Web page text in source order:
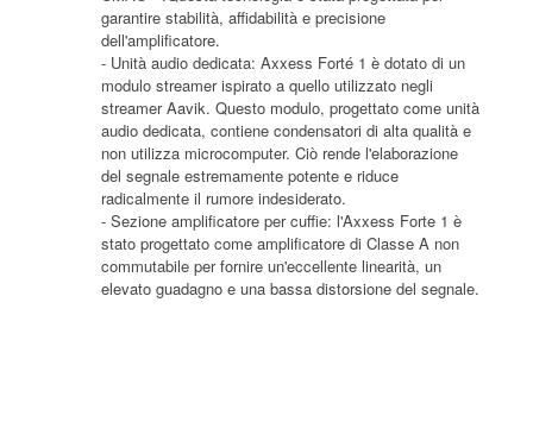
garantire stabilità, affidabilità e precisione
dell'amplificatore.
- Unità audio dedicata: Axxess Forté 1 è dotato di un
modulo streamer ispirato a quello utilizzato negli
streamer Aavik. Questo modulo, progettato come unità
audio dedicata, contiene condensatori di alta qualità e
non utilizza microcomputer. Ciò rende l'elaborazione
del segnale estremamente potente e riduce
radicalmente il rumore indesiderato.
- Sezione amplificatore per cuffie: l'Axxess Forte 1 è
stato progettato come amplificatore di Classe A non
commutabile per fornire un'eccellente linearità, un
elevato guadagno e una bassa distorsione del segnale.